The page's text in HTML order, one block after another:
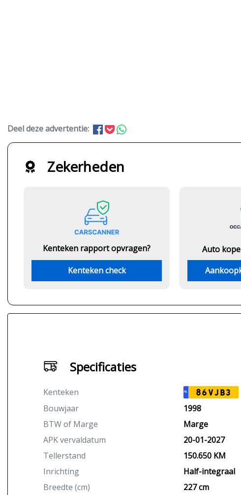
Deel deze advertentie:
Zekerheden
Kenteken rapport opvragen?
Kenteken check
Auto
Specificaties
Kenteken NL 86VJB3
Bouwjaar
1998
BTW of Marge
Marge
APK vervaldatum
20-01-2027
Tellerstand
150.650 KM
Inrichting
Half-integraal
Breedte (cm)
227 cm